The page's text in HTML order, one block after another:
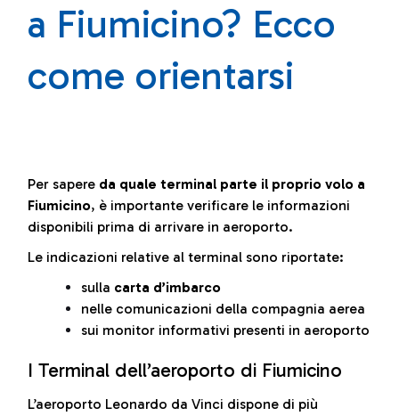
a Fiumicino? Ecco
come orientarsi
Per sapere da quale terminal parte il proprio volo a
Fiumicino, è importante verificare le informazioni
disponibili prima di arrivare in aeroporto.
Le indicazioni relative al terminal sono riportate:
sulla carta d’imbarco
nelle comunicazioni della compagnia aerea
sui monitor informativi presenti in aeroporto
I Terminal dell’aeroporto di Fiumicino
L’aeroporto Leonardo da Vinci dispone di più